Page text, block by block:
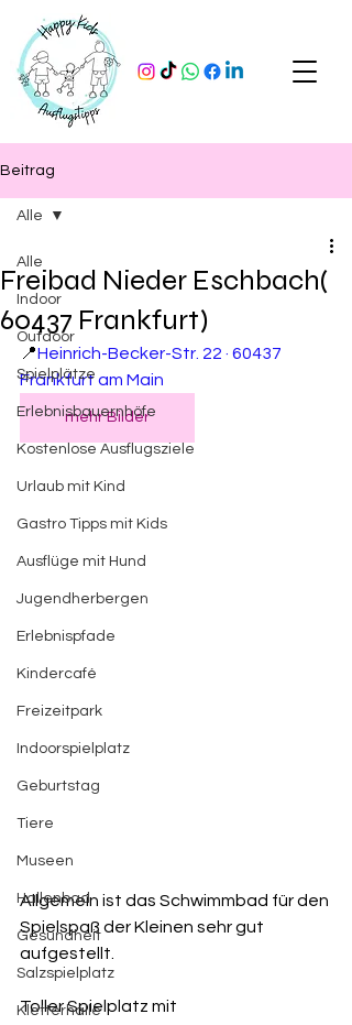
Beitrag
Alle
Indoor
Outdoor
Spielplätze
Erlebnisbauernhöfe
Kostenlose Ausflugsziele
Urlaub mit Kind
Gastro Tipps mit Kids
Ausflüge mit Hund
Jugendherbergen
Erlebnispfade
Kindercafé
Freizeitpark
Indoorspielplatz
Geburtstag
Tiere
Museen
Hallenbad
Gesundheit
Salzspielplatz
Kletterhalle
Alle
Freibad Nieder Eschbach(
60437 Frankfurt)
📍Heinrich-Becker-Str. 22 · 60437
Frankfurt am Main
mehr Bilder
Allgemein ist das Schwimmbad für den
Spielspaß der Kleinen sehr gut
aufgestellt.
Toller Spielplatz mit